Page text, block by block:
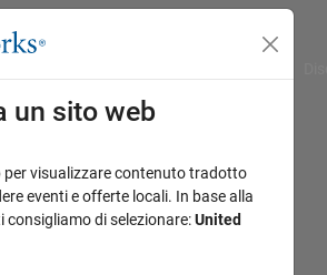
un sito web
per visualizzare contenuto tradotto
eventi e offerte locali. In base alla
consigliamo di selezionare:United